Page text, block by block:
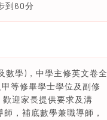
到60分
數學)，中學主修英文卷全
等修畢學士學位及副修
迎家長提供要求及溝
，補底數學兼職導師，